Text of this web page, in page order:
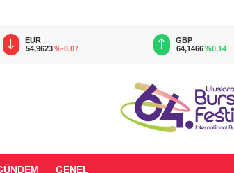
EUR
54,9623%-0,07
GBP
64,1466 %0,14
GENEL